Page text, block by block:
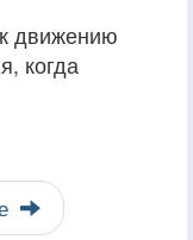
движению
когда